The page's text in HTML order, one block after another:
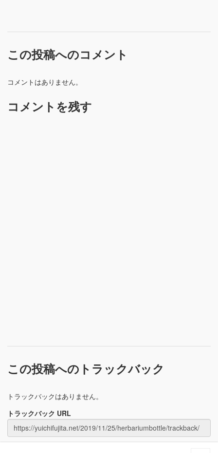
この投稿へのコメント
コメントはありません。
コメントを残す
この投稿へのトラックバック
トラックバックはありません。
トラックバック URL